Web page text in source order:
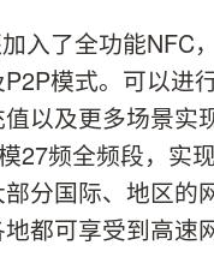
入了全功能NFC
模式。可以进
以及更多场景实
27频全频段，实
分国际、地区的
都可享受到高速